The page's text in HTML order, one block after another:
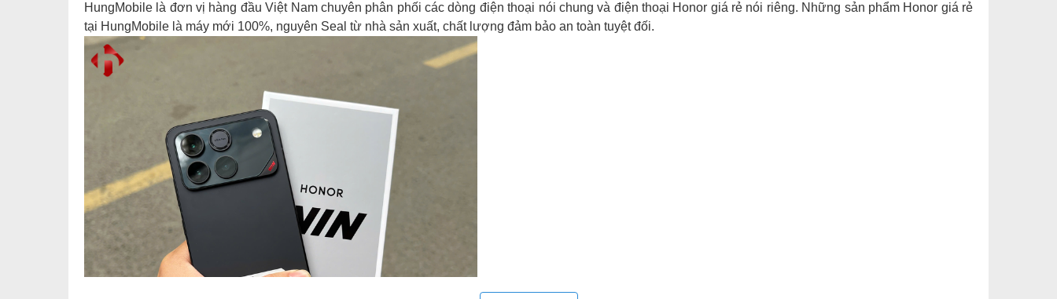
HungMobile là đơn vị hàng đầu Việt Nam chuyên phân phối các dòng điện thoại nói chung và điện thoại Honor giá rẻ nói riêng. Những sản phẩm Honor giá rẻ
tại HungMobile là máy mới 100%, nguyên Seal từ nhà sản xuất, chất lượng đảm bảo an toàn tuyệt đối.